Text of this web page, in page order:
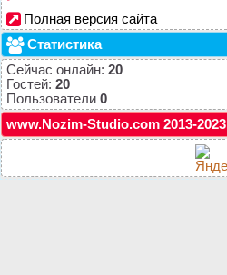
Полная версия сайта
Статистика
Сейчас онлайн: 20
Гостей: 20
Пользователи 0
www.Nozim-Studio.com 2013-2023